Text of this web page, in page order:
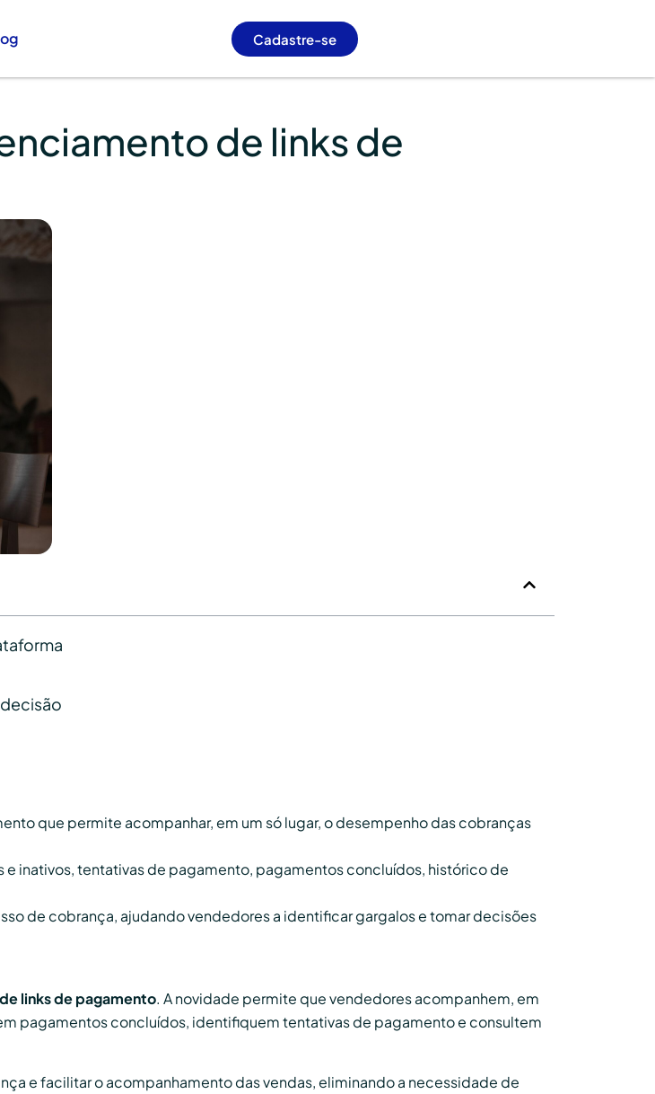
Cadastre-se
de links de
que permite acompanhar, em um só lugar, o desempenho das cobranças
inativos, tentativas de pagamento, pagamentos concluídos, histórico de
de cobrança, ajudando vendedores a identificar gargalos e tomar decisões
links de pagamento. A novidade permite que vendedores acompanhem, em
pagamentos concluídos, identifiquem tentativas de pagamento e consultem
e facilitar o acompanhamento das vendas, eliminando a necessidade de